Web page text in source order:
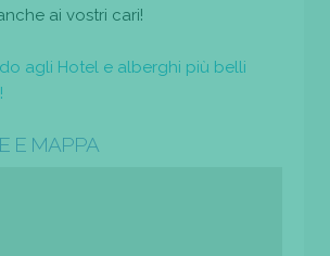
ai vostri cari!
agli Hotel e alberghi più belli
E MAPPA